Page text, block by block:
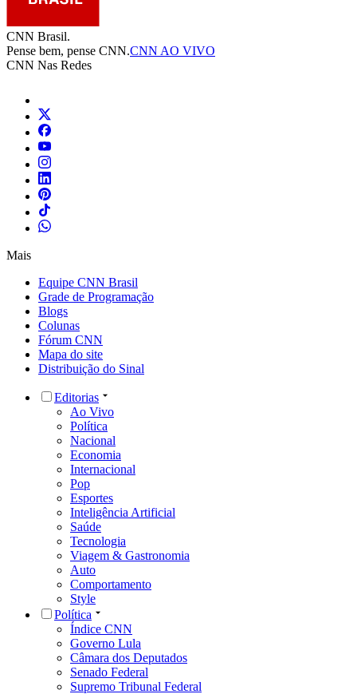
CNN Brasil.
Pense bem, pense CNN.CNN AO VIVO
CNN Nas Redes
Mais
Equipe CNN Brasil
Grade de Programação
Blogs
Colunas
Fórum CNN
Mapa do site
Distribuição do Sinal
Editorias
Ao Vivo
Política
Nacional
Economia
Internacional
Pop
Esportes
Inteligência Artificial
Saúde
Tecnologia
Viagem & Gastronomia
Auto
Comportamento
Style
Política
Índice CNN
Governo Lula
Câmara dos Deputados
Senado Federal
Supremo Tribunal Federal